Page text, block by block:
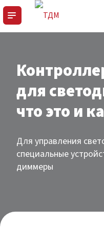
для
что это и
Для управления
специальные
диммеры